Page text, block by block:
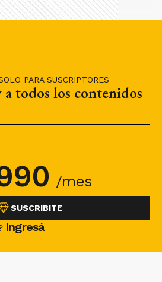
PARA SUSCRIPTORES
a todos los contenidos
/mes
SUSCRIBITE
Ingresá